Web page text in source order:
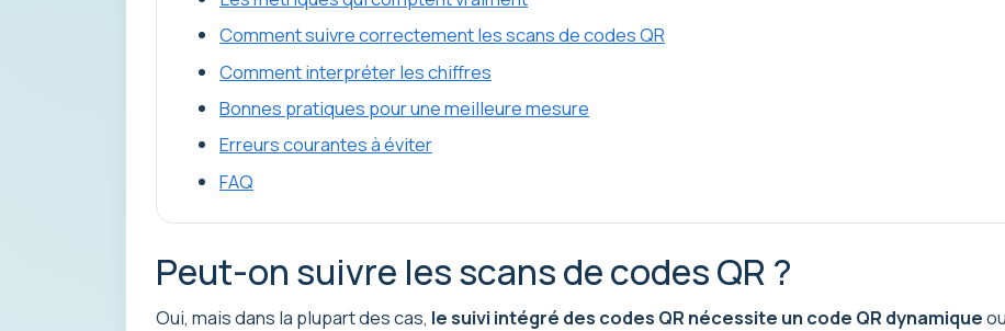
Comment suivre correctement les scans de codes QR
Comment interpréter les chiffres
Bonnes pratiques pour une meilleure mesure
Erreurs courantes à éviter
FAQ
Peut-on suivre les scans de codes QR ?
Oui, mais dans la plupart des cas, le suivi intégré des codes QR nécessite un code QR dynamique